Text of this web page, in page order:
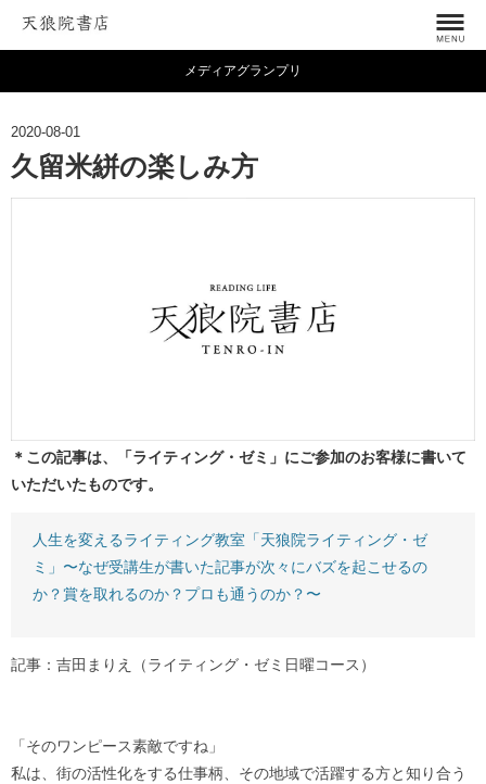
メディアグランプリ
2020-08-01
久留米絣の楽しみ方
＊この記事は、「ライティング・ゼミ」にご参加のお客様に書いて
いただいたものです。
人生を変えるライティング教室「天狼院ライティング・ゼ
ミ」〜なぜ受講生が書いた記事が次々にバズを起こせるの
か？賞を取れるのか？プロも通うのか？〜
記事：吉田まりえ（ライティング・ゼミ日曜コース）
「そのワンピース素敵ですね」
私は、街の活性化をする仕事柄、その地域で活躍する方と知り合う